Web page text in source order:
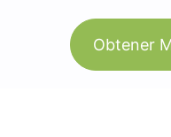
Obtener